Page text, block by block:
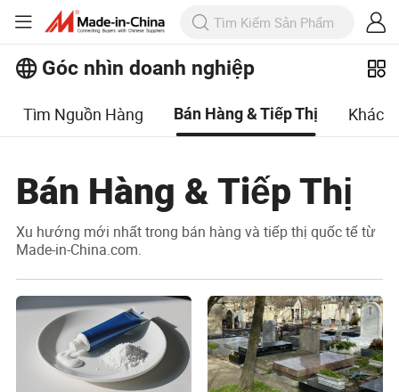
Góc nhìn doanh nghiệp
Tìm Nguồn Hàng Bán Hàng & Tiếp Thị Khác
Bán Hàng & Tiếp Thị
Xu hướng mới nhất trong bán hàng và tiếp thị quốc tế từ
Made-in-China.com.